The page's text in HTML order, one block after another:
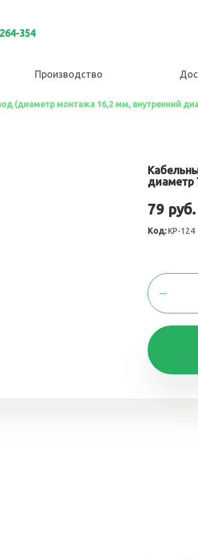
354
Производство
(диаметр монтажа 16,2 мм, внутренний
диаметр
79 руб.
Код:КР-124